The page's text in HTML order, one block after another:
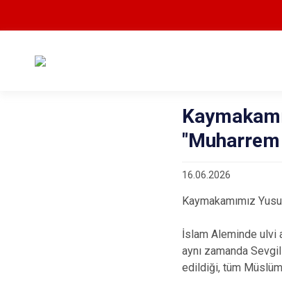
"Muharrem
16.06.2026
Kaymakamımız
İslam Aleminde ulvi
aynı zamanda
edildiği, tüm